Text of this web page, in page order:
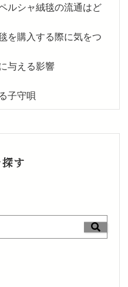
ルシャ絨毯の流通はど
を購入する際に気をつ
与える影響
子守唄
す